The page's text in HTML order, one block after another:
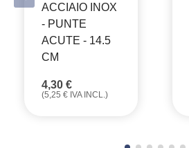
ACCIAIO INOX
- PUNTE
ACUTE - 14.5
CM
4,30 €
(5,25 € IVA INCL.)